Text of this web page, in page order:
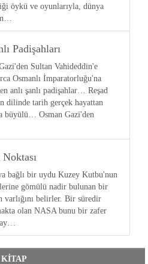
öykü ve oyunlarıyla, dünya
Padişahları
Sultan Vahideddin'e
Osmanlı İmparatorluğu'na
anlı şanlı padişahlar… Reşad
dilinde tarih gerçek hayattan
büyülü… Osman Gazi'den
bağlı bir uydu Kuzey Kutbu'nun
gömülü nadir bulunan bir
varlığını belirler. Bir süredir
olan NASA bunu bir zafer
KİTAP